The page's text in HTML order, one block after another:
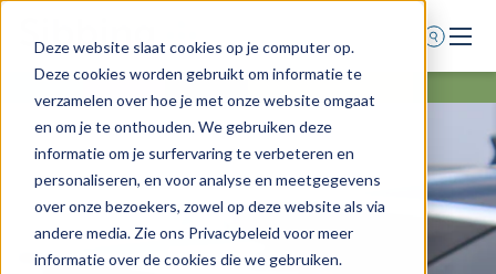
Deze website slaat cookies op je computer op.
Deze cookies worden gebruikt om informatie te
verzamelen over hoe je met onze website omgaat
en om je te onthouden. We gebruiken deze
informatie om je surfervaring te verbeteren en
personaliseren, en voor analyse en meetgegevens
over onze bezoekers, zowel op deze website als via
andere media. Zie ons Privacybeleid voor meer
informatie over de cookies die we gebruiken.
Home
Voor wie
Diensten
Agenda
Over ons